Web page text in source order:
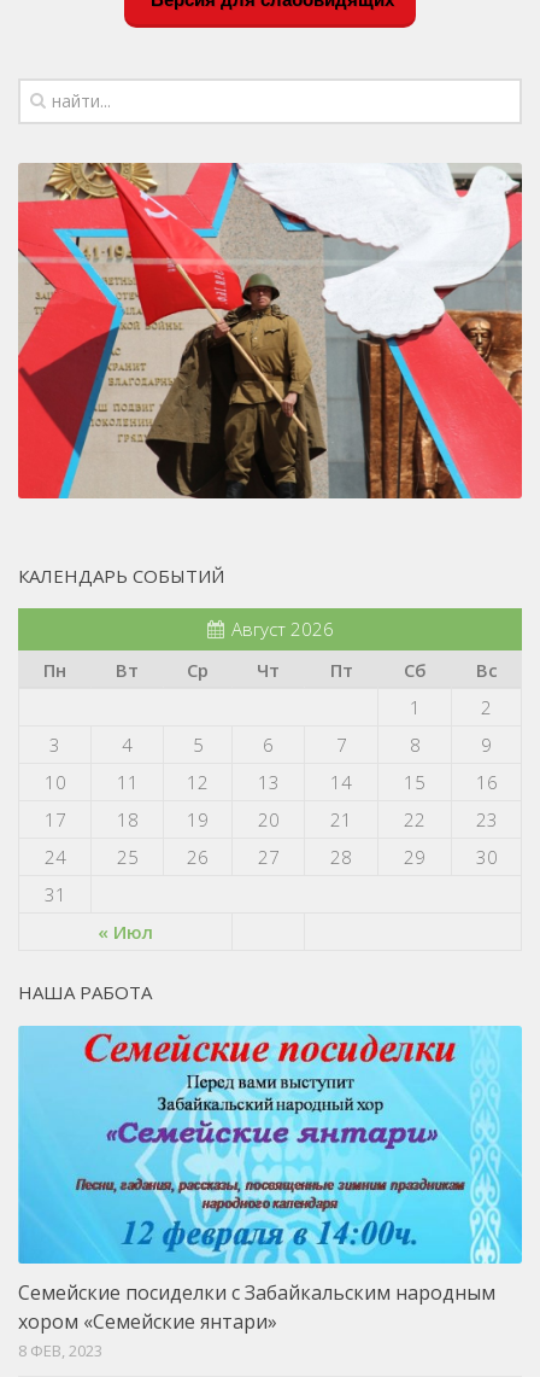
КАЛЕНДАРЬ СОБЫТИЙ
Август 2026
Пн
Вт Ср Чт Пт Сб Вс
« Июл
1
2
3
4 5 6 7 8
9
10
11 12 13 14 15
16
17
18 19 20 21 22
23
24
25 26 27 28 29
30
31
НАША РАБОТА
Семейские посиделки с Забайкальским народным
хором «Семейские янтари»
8 ФЕВ, 2023